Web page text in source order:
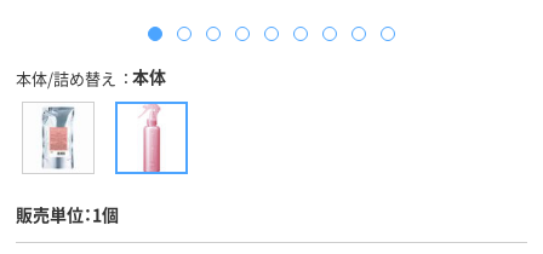
本体/詰め替え 本体
販売単位：1個